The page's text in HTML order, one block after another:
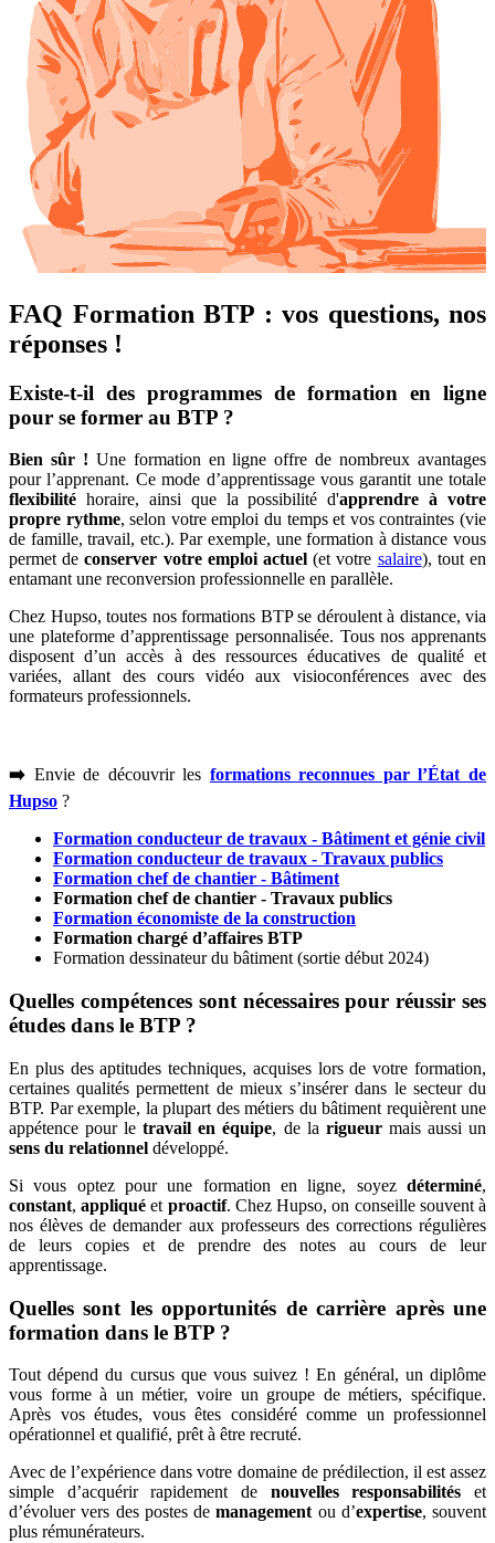
FAQ Formation BTP : vos questions, nos
réponses !
Existe-t-il des programmes de formation en ligne
pour se former au BTP ?
Bien sûr ! Une formation en ligne offre de nombreux avantages
pour l’apprenant. Ce mode d’apprentissage vous garantit une totale
flexibilité horaire, ainsi que la possibilité d'apprendre à votre
propre rythme, selon votre emploi du temps et vos contraintes (vie
de famille, travail, etc.). Par exemple, une formation à distance vous
permet deconserver votre emploi actuel (et votre salaire), tout en
entamant une reconversion professionnelle en parallèle.
Chez Hupso, toutes nos formations BTP se déroulent à distance, via
une plateforme d’apprentissage personnalisée. Tous nos apprenants
disposent d’un accès à des ressources éducatives de qualité et
variées, allant des cours vidéo aux visioconférences avec des
formateurs professionnels.
➡️ Envie de découvrir les formations reconnues par l’État de
Hupso ?
Formation conducteur de travaux - Bâtiment et génie civil
Formation conducteur de travaux - Travaux publics
Formation chef de chantier - Bâtiment
Formation chef de chantier - Travaux publics
Formation économiste de la construction
Formation chargé d’affaires BTP
Formation dessinateur du bâtiment (sortie début 2024)
Quelles compétences sont nécessaires pour réussir ses
études dans le BTP ?
En plus des aptitudes techniques, acquises lors de votre formation,
certaines qualités permettent de mieux s’insérer dans le secteur du
BTP. Par exemple, la plupart des métiers du bâtiment requièrent une
appétence pour letravail en équipe, de la rigueur mais aussi un
sens du relationnel développé.
Si vous optez pour une formation en ligne, soyez déterminé,
constant,appliquéet proactif. Chez Hupso, on conseille souvent à
nos élèves de demander aux professeurs des corrections régulières
de leurs copies et de prendre des notes au cours de leur
apprentissage.
Quelles sont les opportunités de carrière après une
formation dans le BTP ?
Tout dépend du cursus que vous suivez ! En général, un diplôme
vous forme à un métier, voire un groupe de métiers, spécifique.
Après vos études, vous êtes considéré comme un professionnel
opérationnel et qualifié, prêt à être recruté.
Avec de l’expérience dans votre domaine de prédilection, il est assez
simple d’acquérir rapidement de nouvelles responsabilités et
d’évoluer vers des postes demanagement ou d’expertise, souvent
plus rémunérateurs.